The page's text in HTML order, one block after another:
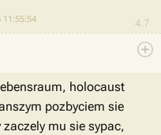
4.7
holocaust
pozbyciem sie
mu sie sypac,